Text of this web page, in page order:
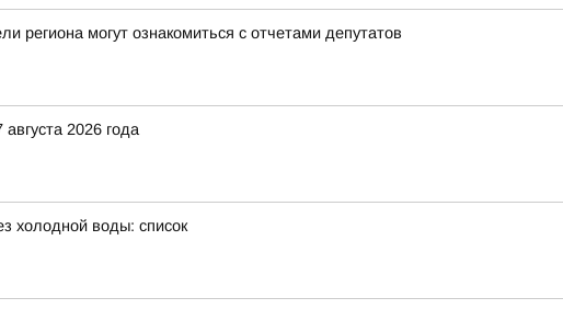
региона могут ознакомиться с отчетами депутатов
2026 года
холодной воды: список